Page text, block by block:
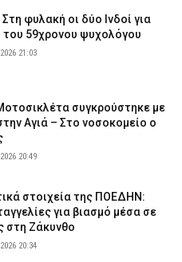
φυλακή οι δύο Ινδοί για
του 59χρονου ψυχολόγου
21:03
συγκρούστηκε με
Αγιά – Στο νοσοκομείο ο
20:49
στοιχεία της ΠΟΕΔΗΝ:
για βιασμό μέσα σε
στη Ζάκυνθο
20:34